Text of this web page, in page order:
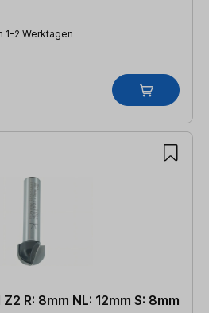
1-2 Werktagen
R: 8mm NL: 12mm S: 8mm